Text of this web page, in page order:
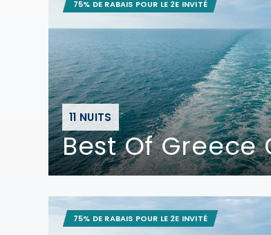
11 NUITS
Best Of Greece
75% DE RABAIS POUR LE 2E INVITÉ
75% DE RABAIS POUR LE 2E INVITÉ